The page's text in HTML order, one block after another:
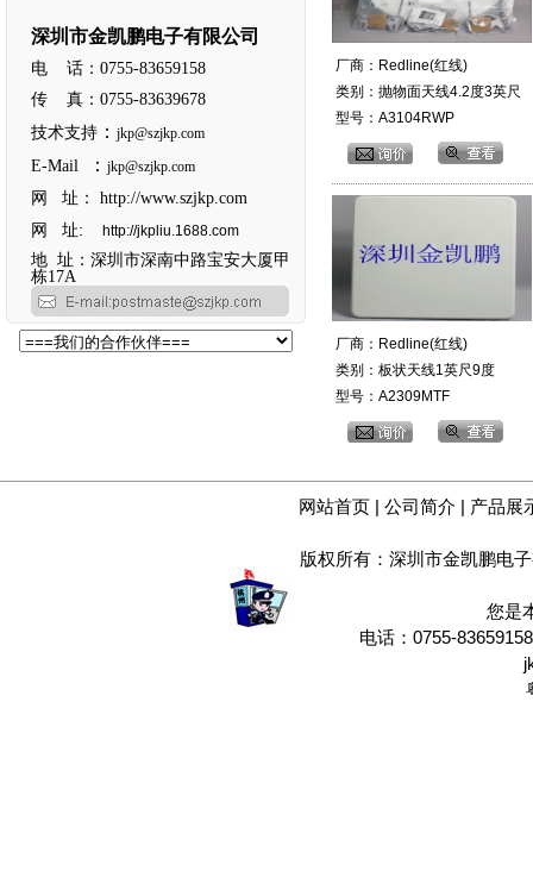
深圳市金凯鹏电子有限公司
电 话：0755-83659158
传 真：0755-83639678
技术支持 ： jkp@szjkp.com
E-Mail ： jkp@szjkp.com
网 址： http://www.szjkp.com
网 址: http://jkpliu.1688.com
地 址：深圳市深南中路宝安大厦甲
栋17A
厂商：Redline(红线)
类别：抛物面天线4.2度3英尺
型号：A3104RWP
厂商：Redline(红线)
类别：板状天线1英尺9度
型号：A2309MTF
网站首页 | 公司简介 | 产品展
版权所有：深圳市金凯鹏电
您是
电话：0755-